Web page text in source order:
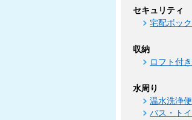
セキュリティ
宅配ボッ
収納
ロフト付き
水周り
温水洗浄
バス・ト